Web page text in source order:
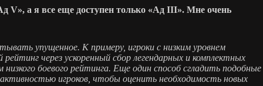
V», а я все еще доступен только «Ад III». Мне очень
упущенное. К примеру, игроки с низким уровнем
через ускоренный сбор легендарных и комплектных
боевого рейтинга. Еще один способ сгладить подобные
игроков, чтобы оценить необходимость новых